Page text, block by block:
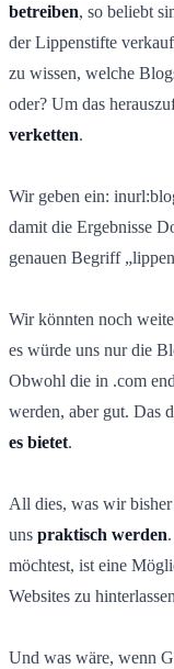
betreiben, so beliebt
der Lippenstifte
zu wissen, welche
oder? Um das
verketten.
Wir geben ein:
damit die Ergebnisse
genauen Begriff
Wir könnten noch
es würde uns nur die
Obwohl die in .com
werden, aber gut. Das
es bietet.
All dies, was wir bisher
uns praktisch werden
möchtest, ist eine
Websites zu
Und was wäre, wenn